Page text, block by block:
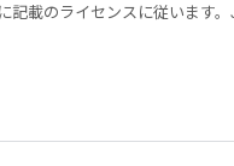
に記載のライセンスに従います